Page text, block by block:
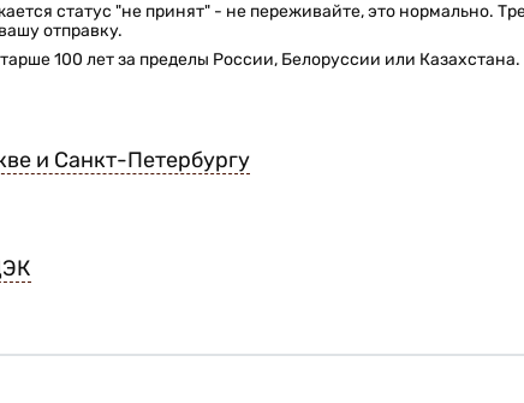
статус "не принят" - не переживайте, это нормально.
отправку.
100 лет за пределы России, Белоруссии или Казахстана.
и Санкт-Петербургу